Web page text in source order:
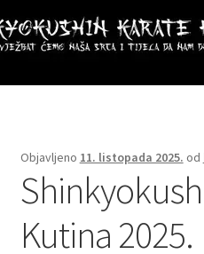
Preskoči
na
Skoči
do
Objavljeno 11. listopada 2025. od
Kutina 2025.